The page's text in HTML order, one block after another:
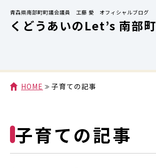
青森県南部町町議会議員 工藤 愛 オフィシャルブログ
くどうあいのLet’s 南部町
HOME 子育ての記事
子育ての記事